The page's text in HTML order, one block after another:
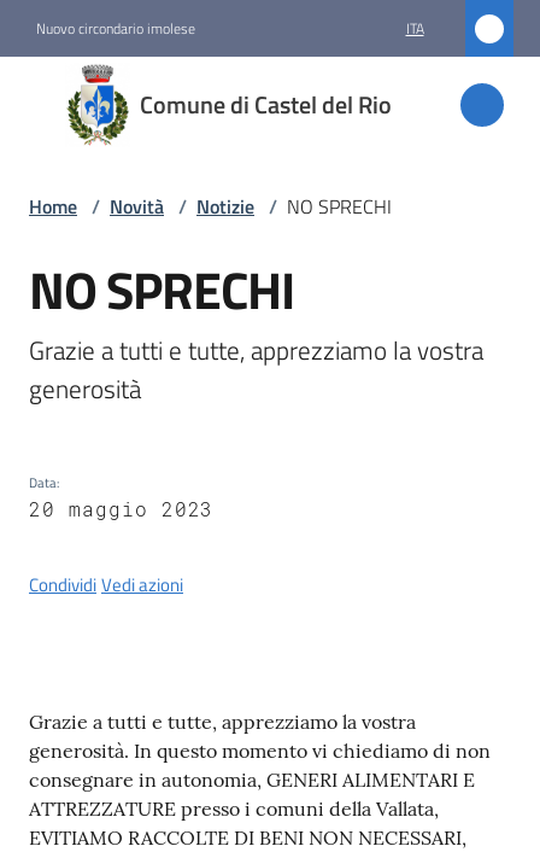
Nuovo circondario imolese ITA
Comune di Castel del Rio
Comune
di
Castel
Amministrazione
Novità
Menu selezionato
Vivere
del
Servizi
on-
line
Home / Novità / Notizie / NO SPRECHI
Salta al contenuto
NO SPRECHI
Grazie a tutti e tutte, apprezziamo la vostra
generosità
Data:
20 maggio 2023
CondividiVedi azioni
Contenuto
Grazie a tutti e tutte, apprezziamo la vostra
generosità. In questo momento vi chiediamo di non
consegnare in autonomia, GENERI ALIMENTARI E
ATTREZZATURE presso i comuni della Vallata,
EVITIAMO RACCOLTE DI BENI NON NECESSARI,